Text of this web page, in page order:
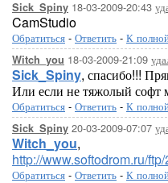
Sick_Spiny 18-03-2009-20:43
CamStudio
Обратиться - Ответить - К
Witch_you 18-03-2009-21:09
Sick_Spiny, спасибо!!!
Или если не тяжолый софт
Обратиться - Ответить - К
Sick_Spiny 20-03-2009-07:07
Witch_you,
http://www.softodrom.ru/
Обратиться - Ответить - К